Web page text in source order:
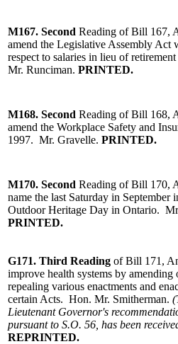
M167. Second Reading ofBill 167,
amend the Legislative Assembly Act
respect to salaries in lieu of retirement
Mr. Runciman. PRINTED.
M168. Second Reading ofBill 168,
amend the Workplace Safety and
1997. Mr. Gravelle. PRINTED.
M170. Second Reading ofBill 170,
name the last Saturday in September
Outdoor Heritage Day in Ontario.
PRINTED.
G171. Third Reading of Bill 171,
improve health systems by amending
repealing various enactments and
certain Acts. Hon. Mr. Smitherman.
Lieutenant Governor's
pursuant to S.O. 56, has been
REPRINTED.